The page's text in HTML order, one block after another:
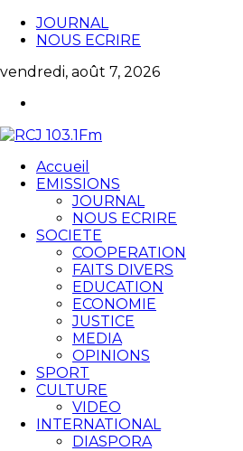
JOURNAL
NOUS ECRIRE
vendredi, août 7, 2026
Accueil
EMISSIONS
JOURNAL
NOUS ECRIRE
SOCIETE
COOPERATION
FAITS DIVERS
EDUCATION
ECONOMIE
JUSTICE
MEDIA
OPINIONS
SPORT
CULTURE
VIDEO
INTERNATIONAL
DIASPORA